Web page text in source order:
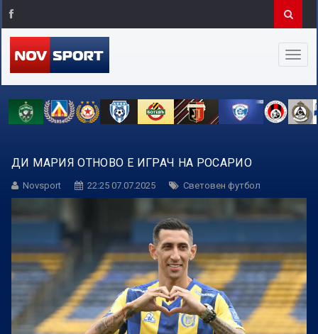
ДИ МАРИЯ ОТНОВО Е ИГРАЧ НА РОСАРИО
Novsport 22:25 07.07.2025 Световен футбол